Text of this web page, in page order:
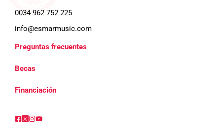
0034 962 752 225
info@esmarmusic.com
Preguntas frecuentes
Becas
Financiación